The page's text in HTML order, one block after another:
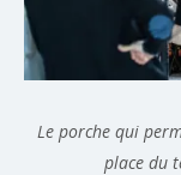
Le porche qui
place du